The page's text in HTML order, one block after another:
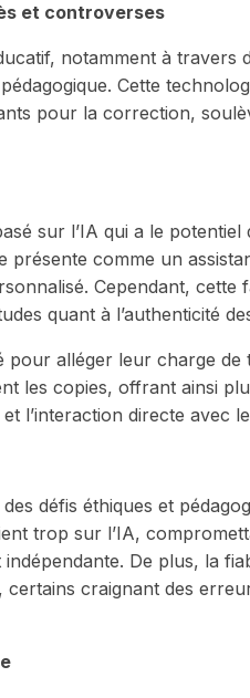
et controverses
notamment à travers
Cette
pour la correction,
sur l’IA qui a le
présente comme un
Cependant, cette
quant à l’authenticité
alléger leur charge de
les copies, offrant ainsi
l’interaction directe avec
défis éthiques et
trop sur l’IA,
De plus, la
craignant des